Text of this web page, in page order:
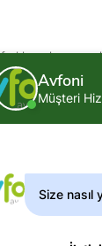
farklı renk
iğne ve jigler
1.3
Avfoni
Müşteri
Size nasıl